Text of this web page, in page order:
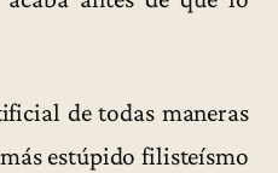
de todas maneras
estúpido filisteísmo